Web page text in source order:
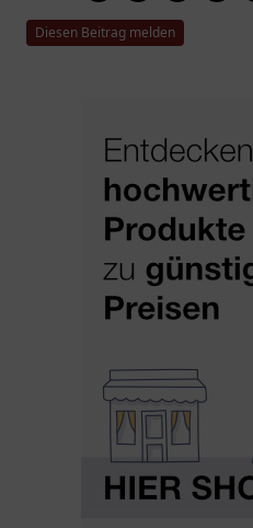
Diesen Beitrag melden